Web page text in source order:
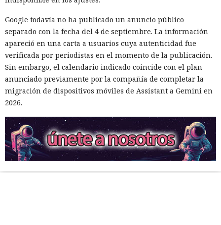
Google todavía no ha publicado un anuncio público
separado con la fecha del 4 de septiembre. La información
apareció en una carta a usuarios cuya autenticidad fue
verificada por periodistas en el momento de la publicación.
Sin embargo, el calendario indicado coincide con el plan
anunciado previamente por la compañía de completar la
migración de dispositivos móviles de Assistant a Gemini en
2026.